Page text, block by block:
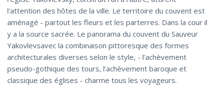
l'attention des hôtes de la ville. Le territoire du couvent est
aménagé - partout les fleurs et les parterres. Dans la cour il
y a la source sacrée. Le panorama du couvent du Sauveur
Yakovlevsavec la combinaison pittoresque des formes
architecturales diverses selon le style, - l’achèvement
pseudo-gothique des tours, l’achèvement baroque et
classique des églises - charme tous les voyageurs.